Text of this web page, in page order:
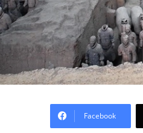
Facebook